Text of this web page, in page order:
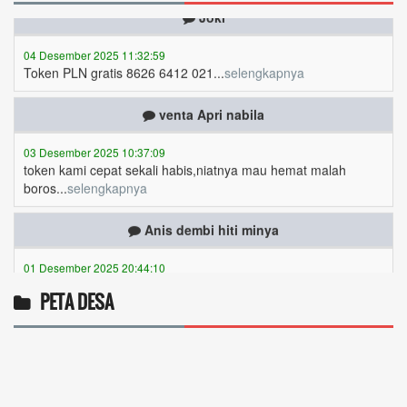
venta Apri nabila
03 Desember 2025 10:37:09
token kami cepat sekali habis,niatnya mau hemat malah
boros...selengkapnya
Anis dembi hiti minya
01 Desember 2025 20:44:10
27 November 2025 08:07:46
PETA DESA